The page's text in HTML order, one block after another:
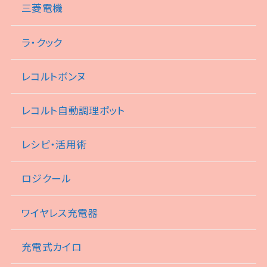
三菱電機
ラ・クック
レコルトボンヌ
レコルト自動調理ポット
レシピ・活用術
ロジクール
ワイヤレス充電器
充電式カイロ